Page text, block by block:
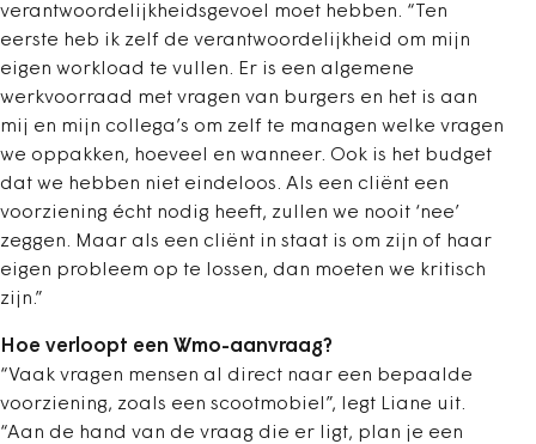
verantwoordelijkheidsgevoel moet hebben. “Ten
eerste heb ik zelf de verantwoordelijkheid om mijn
eigen workload te vullen. Er is een algemene
werkvoorraad met vragen van burgers en het is aan
mij en mijn collega’s om zelf te managen welke vragen
we oppakken, hoeveel en wanneer. Ook is het budget
dat we hebben niet eindeloos. Als een cliënt een
voorziening écht nodig heeft, zullen we nooit ‘nee’
zeggen. Maar als een cliënt in staat is om zijn of haar
eigen probleem op te lossen, dan moeten we kritisch
zijn.”
Hoe verloopt een Wmo-aanvraag?
“Vaak vragen mensen al direct naar een bepaalde
voorziening, zoals een scootmobiel”, legt Liane uit.
“Aan de hand van de vraag die er ligt, plan je een